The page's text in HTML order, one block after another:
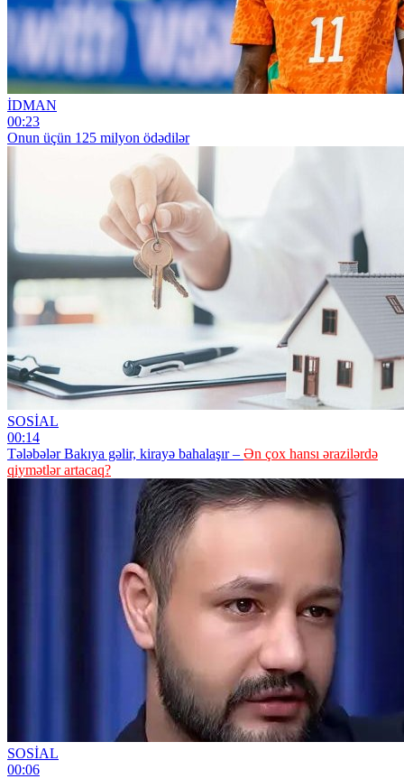
İDMAN
00:23
Onun üçün 125 milyon ödədilər
SOSİAL
00:14
Tələbələr Bakıya gəlir, kirayə bahalaşır – Ən çox hansı ərazilərdə
qiymətlər artacaq?
SOSİAL
00:06